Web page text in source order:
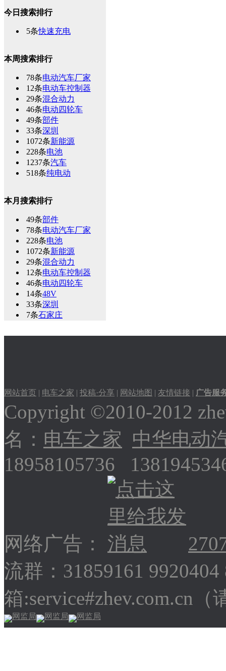
今日搜索排行
5条快速充电
本周搜索排行
78条电动汽车厂家
12条电动车控制器
29条混合动力
46条电动四轮车
49条部件
33条深圳
1072条新能源
228条电池
1237条汽车
518条纯电动
本月搜索排行
49条部件
78条电动汽车厂家
228条电池
1072条新能源
29条混合动力
12条电动车控制器
46条电动四轮车
14条48V
33条深圳
7条石家庄
网站首页 | 电车之家 | 投稿·分享 | 网站地图 | 友情链接 | 广告服
Copyright ©2010-2012
名： 电车之家 中华电动
18958105736
网络广告：
流群：31859161
箱:service#zhev.com.cn